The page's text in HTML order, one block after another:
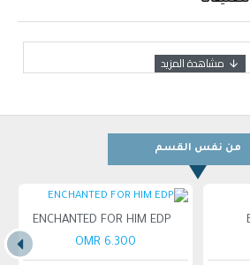
من نفس القسم
ENCHANTED FOR HIM EDP
6.300 OMR